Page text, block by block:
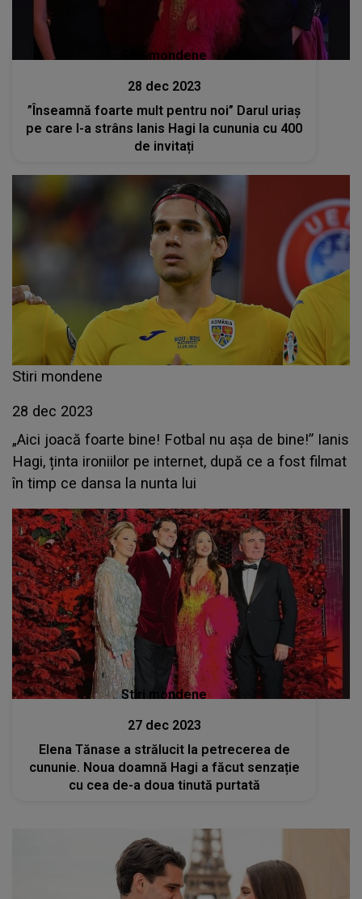
Stiri mondene
28 dec 2023
”Înseamnă foarte mult pentru noi” Darul uriaș
pe care l-a strâns Ianis Hagi la cununia cu 400
de invitați
Stiri mondene
28 dec 2023
„Aici joacă foarte bine! Fotbal nu așa de bine!” Ianis
Hagi, ținta ironiilor pe internet, după ce a fost filmat
în timp ce dansa la nunta lui
Stiri mondene
27 dec 2023
Elena Tănase a strălucit la petrecerea de
cununie. Noua doamnă Hagi a făcut senzație
cu cea de-a doua tinută purtată